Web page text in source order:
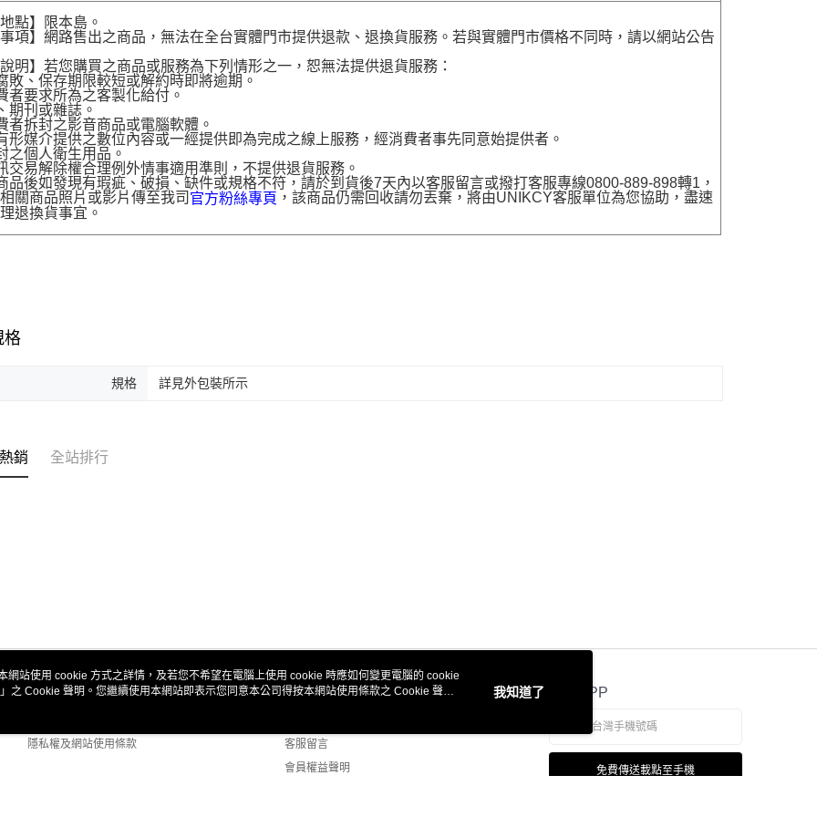
點】限本島。
項】網路售出之商品，無法在全台實體門市提供退款、退換貨服務。若與實體門市價格不同時，請以網站公告
明】若您購買之商品或服務為下列情形之一，恕無法提供退貨服務：
敗、保存期限較短或解約時即將逾期。
者要求所為之客製化給付。
期刊或雜誌。
者拆封之影音商品或電腦軟體。
形媒介提供之數位內容或一經提供即為完成之線上服務，經消費者事先同意始提供者。
之個人衛生用品。
交易解除權合理例外情事適用準則，不提供退貨服務。
品後如發現有瑕疵、破損、缺件或規格不符，請於到貨後7天內以客服留言或撥打客服專線0800-889-898轉1，
關商品照片或影片傳至我司 官方粉絲專頁 ，該商品仍需回收請勿丟棄，將由UNIKCY客服單位為您協助，盡速
退換貨事宜。
格
規格 詳見外包裝所示
銷 全站排行
關於我們
隱私權及網站使用條款
客服資訊
客服留言
會員權益聲明
官方APP
免費傳送載點至手機
網站使用 cookie 方式之詳情，及若您不希望在電腦上使用 cookie 時應如何變更電腦的 cookie
」之 Cookie 聲明。您繼續使用本網站即表示您同意本公司得按本網站使用條款之 Cookie 聲明
我知道了